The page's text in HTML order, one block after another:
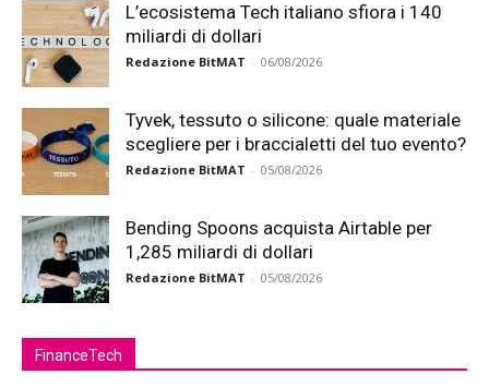
L’ecosistema Tech italiano sfiora i 140
miliardi di dollari
Redazione BitMAT - 06/08/2026
Tyvek, tessuto o silicone: quale materiale
scegliere per i braccialetti del tuo evento?
Redazione BitMAT - 05/08/2026
Bending Spoons acquista Airtable per
1,285 miliardi di dollari
Redazione BitMAT - 05/08/2026
FinanceTech